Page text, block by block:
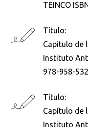
TEINCO
Título:
Capítulo de
Instituto
978-958-
Título:
Capítulo de
Instituto
Busca en la
Buscar en: *